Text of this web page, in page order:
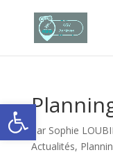
Ouvrir la barre d’outils
par Sophie
Actualités,